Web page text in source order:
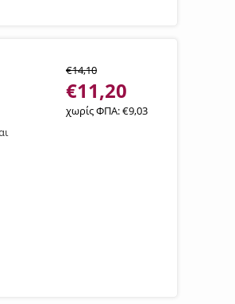
€14,10
€11,20
χωρίς ΦΠΑ:€9,03